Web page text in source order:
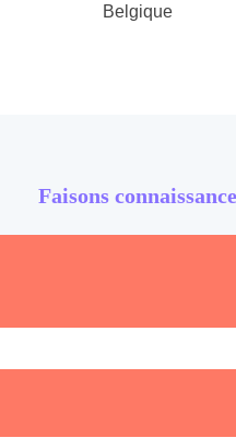
Belgique
Faisons connaissance